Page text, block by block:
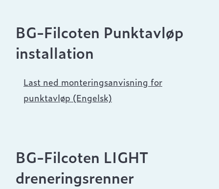
BG-Filcoten Punktavløp
installation
Last ned monteringsanvisning for
punktavløp (Engelsk)
BG-Filcoten LIGHT
dreneringsrenner